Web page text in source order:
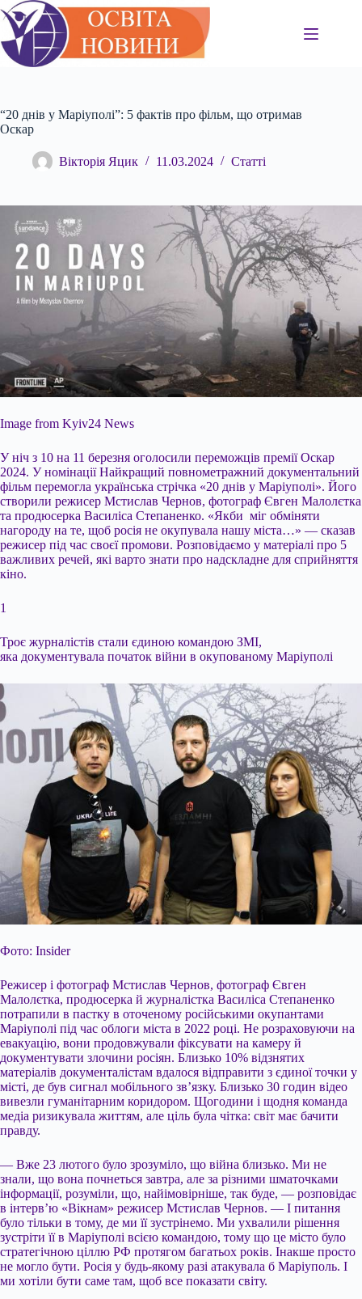
Перейти
до
вмісту
“20 днів у Маріуполі”: 5 фактів про фільм, що отримав
Оскар
Вікторія Яцик 11.03.2024 Статті
Image from Kyiv24 News
У ніч з 10 на 11 березня оголосили переможців премії Оскар
2024. У номінації Найкращий повнометражний документальний
фільм перемогла українська стрічка «20 днів у Маріуполі». Його
створили режисер Мстислав Чернов, фотограф Євген Малолєтка
та продюсерка Василіса Степаненко. «Якби міг обміняти
нагороду на те, щоб росія не окупувала нашу міста…» — сказав
режисер під час своєї промови. Розповідаємо у матеріалі про 5
важливих речей, які варто знати про надскладне для сприйняття
кіно.
1
Троє журналістів стали єдиною командою ЗМІ,
яка документувала початок війни в окупованому Маріуполі
Фото: Insider
Режисер і фотограф Мстислав Чернов, фотограф Євген
Малолєтка, продюсерка й журналістка Василіса Степаненко
потрапили в пастку в оточеному російськими окупантами
Маріуполі під час облоги міста в 2022 році. Не розраховуючи на
евакуацію, вони продовжували фіксувати на камеру й
документувати злочини росіян. Близько 10% відзнятих
матеріалів документалістам вдалося відправити з єдиної точки у
місті, де був сигнал мобільного зв’язку. Близько 30 годин відео
вивезли гуманітарним коридором. Щогодини і щодня команда
медіа ризикувала життям, але ціль була чітка: світ має бачити
правду.
— Вже 23 лютого було зрозуміло, що війна близько. Ми не
знали, що вона почнеться завтра, але за різними шматочками
інформації, розуміли, що, найімовірніше, так буде, — розповідає
в інтерв’ю «Вікнам» режисер Мстислав Чернов. — І питання
було тільки в тому, де ми її зустрінемо. Ми ухвалили рішення
зустріти її в Маріуполі всією командою, тому що це місто було
стратегічною ціллю РФ протягом багатьох років. Інакше просто
не могло бути. Росія у будь-якому разі атакувала б Маріуполь. І
ми хотіли бути саме там, щоб все показати світу.